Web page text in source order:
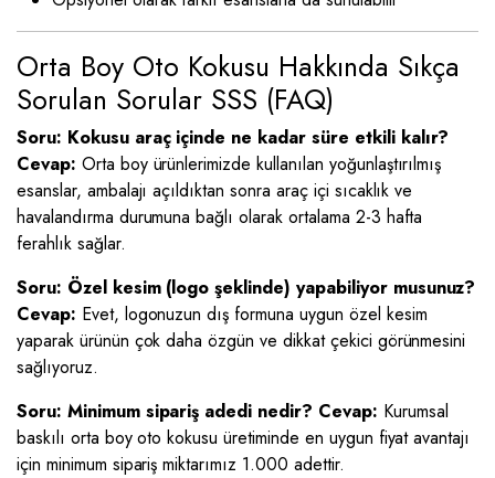
Orta Boy Oto Kokusu Hakkında Sıkça
Sorulan Sorular SSS (FAQ)
Soru: Kokusu araç içinde ne kadar süre etkili kalır?
Cevap: Orta boy ürünlerimizde kullanılan yoğunlaştırılmış
esanslar, ambalajı açıldıktan sonra araç içi sıcaklık ve
havalandırma durumuna bağlı olarak ortalama 2-3 hafta
ferahlık sağlar.
Soru: Özel kesim (logo şeklinde) yapabiliyor musunuz?
Cevap: Evet, logonuzun dış formuna uygun özel kesim
yaparak ürünün çok daha özgün ve dikkat çekici görünmesini
sağlıyoruz.
Soru: Minimum sipariş adedi nedir? Cevap: Kurumsal
baskılı orta boy oto kokusu üretiminde en uygun fiyat avantajı
için minimum sipariş miktarımız 1.000 adettir.